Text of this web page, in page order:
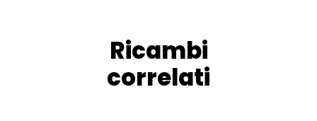
Ricambi
correlati